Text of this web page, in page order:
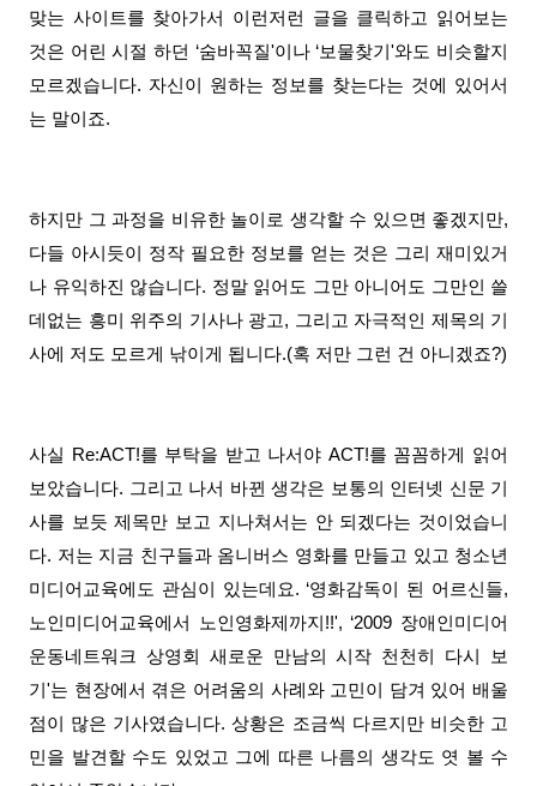
맞는 사이트를 찾아가서 이런저런 글을 클릭하고 읽어보는
것은 어린 시절 하던 ‘숨바꼭질'이나 ‘보물찾기'와도 비슷할지
모르겠습니다. 자신이 원하는 정보를 찾는다는 것에 있어서
는 말이죠.
하지만 그 과정을 비유한 놀이로 생각할 수 있으면 좋겠지만,
다들 아시듯이 정작 필요한 정보를 얻는 것은 그리 재미있거
나 유익하진 않습니다. 정말 읽어도 그만 아니어도 그만인 쓸
데없는 흥미 위주의 기사나 광고, 그리고 자극적인 제목의 기
사에 저도 모르게 낚이게 됩니다.(혹 저만 그런 건 아니겠죠?)
사실 Re:ACT!를 부탁을 받고 나서야 ACT!를 꼼꼼하게 읽어
보았습니다. 그리고 나서 바뀐 생각은 보통의 인터넷 신문 기
사를 보듯 제목만 보고 지나쳐서는 안 되겠다는 것이었습니
다. 저는 지금 친구들과 옴니버스 영화를 만들고 있고 청소년
미디어교육에도 관심이 있는데요. ‘영화감독이 된 어르신들,
노인미디어교육에서 노인영화제까지!!', ‘2009 장애인미디어
운동네트워크 상영회 새로운 만남의 시작 천천히 다시 보
기'는 현장에서 겪은 어려움의 사례와 고민이 담겨 있어 배울
점이 많은 기사였습니다. 상황은 조금씩 다르지만 비슷한 고
민을 발견할 수도 있었고 그에 따른 나름의 생각도 엿 볼 수